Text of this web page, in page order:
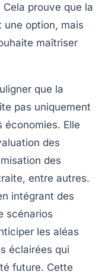
Cela prouve que la
une option, mais
maîtriser
que la
pas uniquement
économies. Elle
des
des
entre autres.
intégrant des
scénarios
les aléas
éclairées qui
future. Cette